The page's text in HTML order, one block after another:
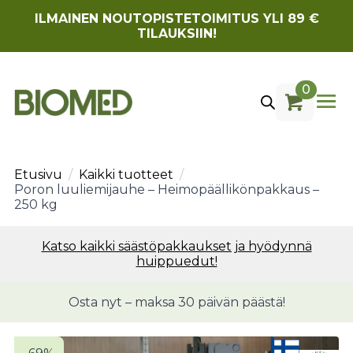
ILMAINEN NOUTOPISTETOIMITUS YLI 89 €
TILAUKSIIN!
0
Etusivu
Kaikki tuotteet
Poron luuliemijauhe – Heimopäällikönpakkaus –
250 kg
Katso kaikki säästöpakkaukset ja hyödynnä
huippuedut!
Osta nyt – maksa 30 päivän päästä!